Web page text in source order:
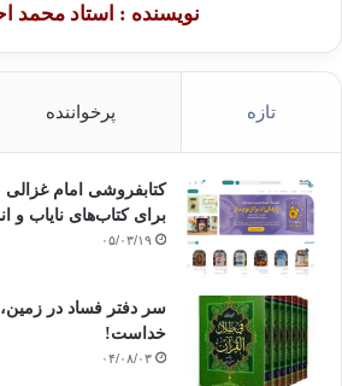
نویسنده : استاد محمد
تازه پرخواننده
کتابفروشی امام
برای کتاب‌های نایاب و
۰۵/۰۳/۱۹
سر دفتر فساد در زمین‌،
خداست‌!
۰۴/۰۸/۰۳